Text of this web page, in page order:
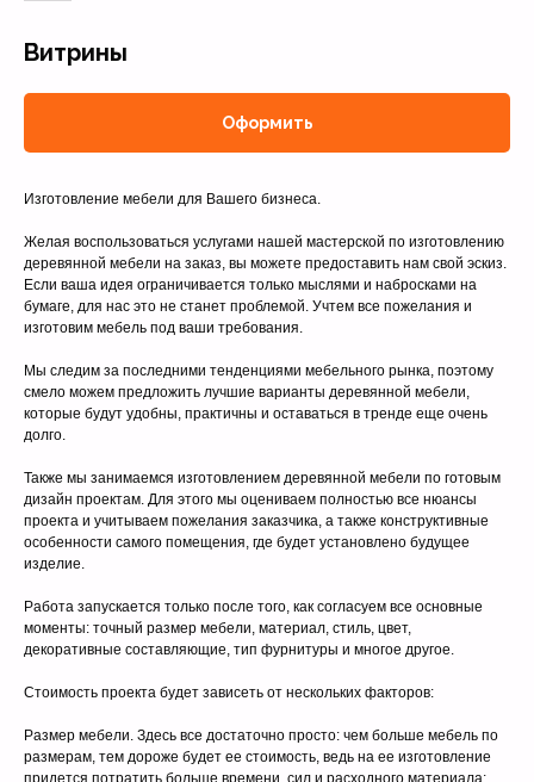
Витрины
Оформить
Изготовление мебели для Вашего бизнеса.
Желая воспользоваться услугами нашей мастерской по изготовлению
деревянной мебели на заказ, вы можете предоставить нам свой эскиз.
Если ваша идея ограничивается только мыслями и набросками на
бумаге, для нас это не станет проблемой. Учтем все пожелания и
изготовим мебель под ваши требования.
Мы следим за последними тенденциями мебельного рынка, поэтому
смело можем предложить лучшие варианты деревянной мебели,
которые будут удобны, практичны и оставаться в тренде еще очень
долго.
Также мы занимаемся изготовлением деревянной мебели по готовым
дизайн проектам. Для этого мы оцениваем полностью все нюансы
проекта и учитываем пожелания заказчика, а также конструктивные
особенности самого помещения, где будет установлено будущее
изделие.
Работа запускается только после того, как согласуем все основные
моменты: точный размер мебели, материал, стиль, цвет,
декоративные составляющие, тип фурнитуры и многое другое.
Стоимость проекта будет зависеть от нескольких факторов:
Размер мебели. Здесь все достаточно просто: чем больше мебель по
размерам, тем дороже будет ее стоимость, ведь на ее изготовление
придется потратить больше времени, сил и расходного материала;